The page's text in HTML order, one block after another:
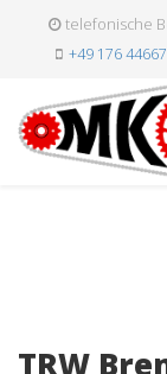
telefonische
+49 176
TRW